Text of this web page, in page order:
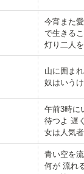
今宵また
で生きる
灯り二人
れ落ちた
間さえ優
山に囲ま
奴はいう
午前3時に
待つよ 遅
女は人気
青い空を
何が 流れ